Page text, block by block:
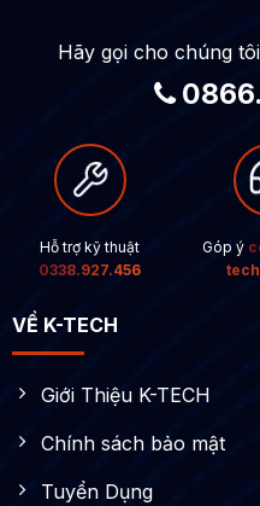
Hãy gọi cho chúng
Hỗ trợ kỹ thuật
0338.927.456
Góp ý
VỀ K-TECH
Giới Thiệu K-TECH
Chính sách bảo mật
Tuyển Dụng